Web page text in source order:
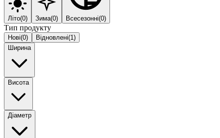
Літо(0) Зима(0) Всесезонні(0)
Тип продукту
Нові(0) Відновлені(1)
Ширина
Висота
Діаметр